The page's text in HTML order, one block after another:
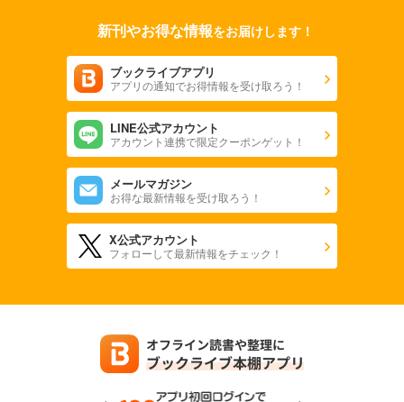
会社をやめて馬主やります！ ― アキコノユメヲ ― 77
110円 (税込)
あらすじを表示する
会社をやめて馬主やります！ ― アキコノユメヲ ― 78
110円 (税込)
あらすじを表示する
新刊やお得な情報をお届けします！
ブックライブアプリ
アプリの通知でお得情報を受け取ろう！
LINE公式アカウント
アカウント連携で限定クーポンゲット！
メールマガジン
お得な最新情報を受け取ろう！
X公式アカウント
フォローして最新情報をチェック！